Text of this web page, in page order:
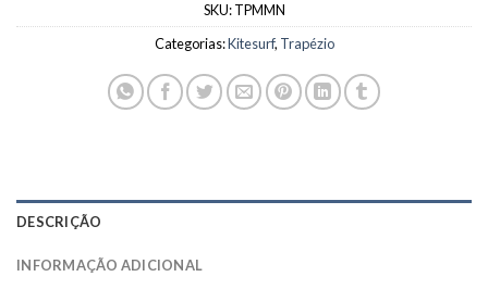
SKU:TPMMN
Categorias:Kitesurf, Trapézio
DESCRIÇÃO
INFORMAÇÃO ADICIONAL